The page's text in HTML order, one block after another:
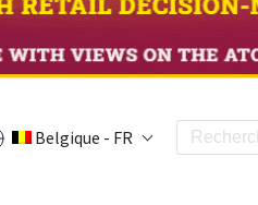
Belgique - FR